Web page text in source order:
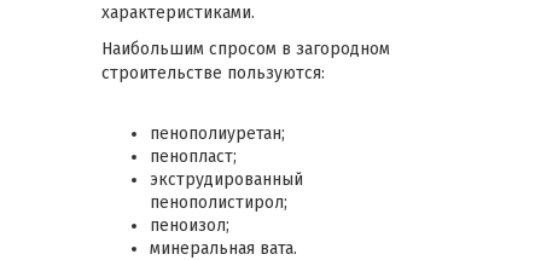
характеристиками.
Наибольшим спросом в загородном
строительстве пользуются:
пенополиуретан;
пенопласт;
экструдированный
пенополистирол;
пеноизол;
минеральная вата.